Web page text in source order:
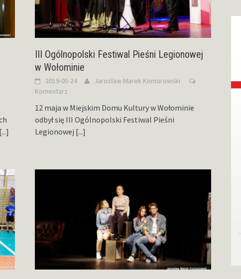
[...]
III Ogólnopolski Festiwal Pieśni Legionowej
w Wołominie
2019-05-24
Jarosław Marek Komorowski
Komentarz
12 maja w Miejskim Domu Kultury w Wołominie
odbył się III Ogólnopolski Festiwal Pieśni
Legionowej [...]